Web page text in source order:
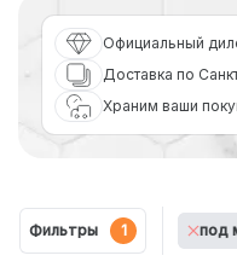
Официальный
Доставка по
Храним ваши
Фильтры 1 под